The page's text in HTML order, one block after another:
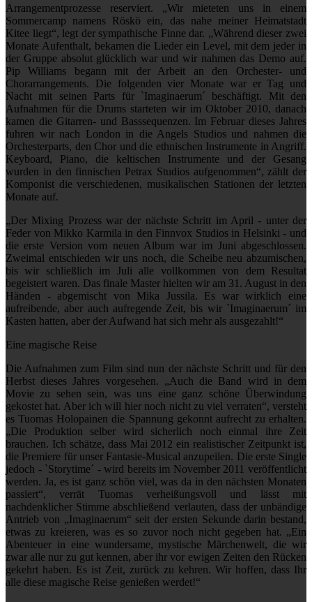
Arrangementprozesse reserviert. „Wir mieteten uns in einem
Sommercamp namens Röskö ein, das nahe meiner Heimatstadt
Kitee liegt“, legt der sympathische Finne dar. „Während dieser zwei
Monate Aufenthalt, bekamen die Lieder ein Level, mit dem jeder in
der Gruppe absolut glücklich war und wir nahmen das Demo auf.
Pip Williams begann mit der Arbeit an den Orchester- und
Chorarrangements. Die folgenden vier Monate war er Tag und
Nacht mit seinen Parts für `Imaginaerum´ beschäftigt. Mit den
Aufnahmen für die Drums starteten wir im Oktober 2010, danach
kamen die Gitarren- und Basssequenzen. Im Februar dieses Jahres
fuhren wir nach London in die Angels Studios und nahmen die
Orchesterparts, den Chor und die ethnischen Instrumente in Angriff.
Keyboard, Piano, die keltischen Instrumente und der Gesang
wurden in den finnischen Petrax Studios aufgenommen“, zählt der
Komponist die verschiedenen, musikalischen Stationen der letzten
Monate auf.
„Der Mixing Prozess war der nächste Schritt im April - unter der
Feder von Mikko Karmila in den Finnvox Studios in Helsinki - und
die erste Version vom neuen Album war im Juni abgeschlossen.
Zweimal entschieden wir uns noch, die Scheibe neu abzumischen,
bis wir schließlich im Juli alle vollkommen von dem Resultat
begeistert waren. Das finale Master hielten wir am 31. August in den
Händen - abgemischt von Mika Jussila. Es war wirklich eine
aufreibende, aber auch aufregende Zeit, bis wir `Imaginaerum´ im
Kasten hatten, aber der Aufwand hat sich mehr als ausgezahlt!“
Eine magische Reise
Die Aufnahmen zum Film sind nun der nächste Schritt und für den
Herbst dieses Jahres vorgesehen. „Auch die Band wird in dem
Movie zu sehen sein, was uns eine ganz schöne Überwindung
gekostet hat. Aber ich will hier noch nicht zu viel verraten“, versteht
es Tuomas Holopainen die Spannung gekonnt aufrecht zu erhalten.
„Die Produktion selber wird sicherlich noch einmal ihre Zeit
brauchen. Ich schätze, dass Mai 2012 ein realistischer Zeitpunkt ist,
die Premiere für unser Fantasie-Musical anzupeilen. Die erste Single
jedoch - `Storytime´ - wird bereits im November 2011 veröffentlicht
werden. Ja, es ist ganz schön viel, was da in den nächsten Monaten
passiert“, verrät Tuomas verheißungsvoll und lässt mit
nachdenklicher Stimme abschließend verlauten, dass der unbändige
Antrieb von „Imaginaerum“ seit der ersten Sekunde darin bestand,
etwas zu kreieren, was es so zuvor noch nicht gegeben hat. „Ein
Abenteuer in eine wundersame, mystische Märchenwelt, die wir
zwar alle nur zu gut kennen, aber ihr vor ewigen Zeiten den Rücken
gekehrt haben. Es ist Zeit, zurück zu kehren. Wir hoffen, dass Ihr
alle diese magische Reise genießen werdet!“